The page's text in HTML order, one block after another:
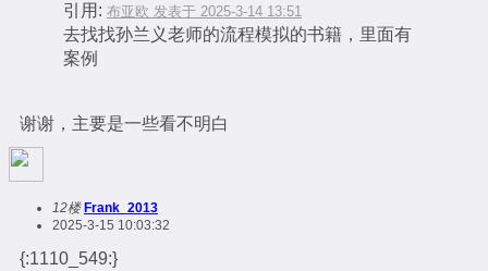
引用: 布亚欧 发表于 2025-3-14 13:51
去找找孙兰义老师的流程模拟的书籍，里面有
案例
谢谢，主要是一些看不明白
12楼 Frank_2013
2025-3-15 10:03:32
{:1110_549:}